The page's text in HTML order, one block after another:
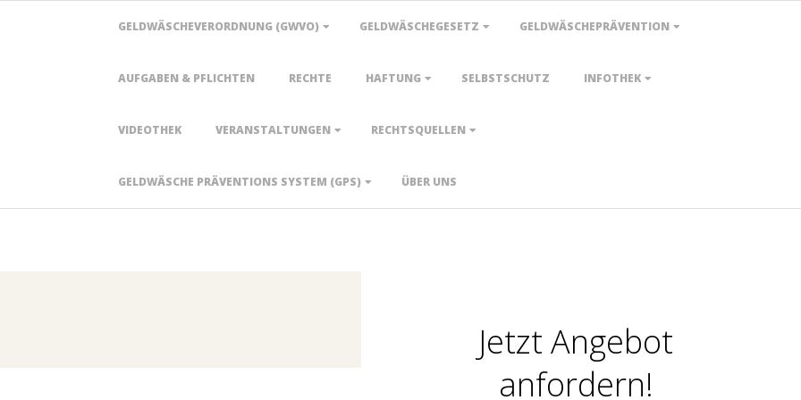
GELDWÄSCHEVERORDNUNG (GWVO) GELDWÄSCHEGESETZ GELDWÄSCHEPRÄVENTION
AUFGABEN & PFLICHTEN RECHTE HAFTUNG SELBSTSCHUTZ INFOTHEK
VIDEOTHEK VERANSTALTUNGEN RECHTSQUELLEN
GELDWÄSCHE PRÄVENTIONS SYSTEM (GPS) ÜBER UNS
Jetzt Angebot
anfordern!